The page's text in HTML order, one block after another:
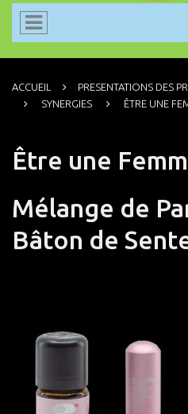
ACCUEIL PRESENTATIONS DES
SYNERGIES
ÊTRE UNE
Être une
Mélange de
Bâton de